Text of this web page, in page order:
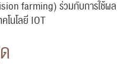
farming) ร่วมกับการใช้ผล
โนโลยี IOT